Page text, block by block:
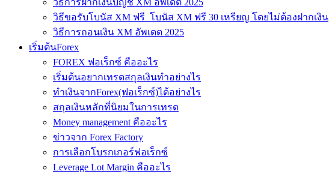
วิธีการฝากเงินบัญชี XM อัพเดต 2025
วิธีขอรับโบนัส XM ฟรี โบนัส XM ฟรี 30 เหรียญ โดยไม่ต้องฝากเงิน
วิธีการถอนเงิน XM อัพเดต 2025
เริ่มต้นForex
FOREX ฟอเร็กซ์ คืออะไร
เริ่มต้นอยากเทรดสกุลเงินทำอย่างไร
ทำเงินจากForex(ฟอเร็กซ์)ได้อย่างไร
สกุลเงินหลักที่นิยมในการเทรด
Money management คืออะไร
ข่าวจาก Forex Factory
การเลือกโบรกเกอร์ฟอเร็กซ์
Leverage Lot Margin คืออะไร